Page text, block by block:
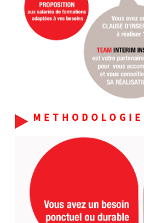
METHODOLOGIE